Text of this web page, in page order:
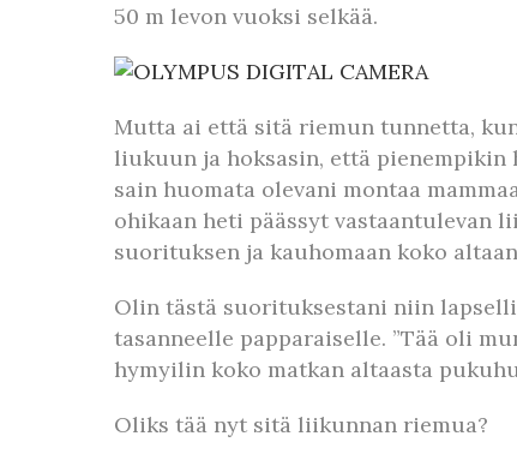
50 m levon vuoksi selkää.
Mutta ai että sitä riemun tunnetta,
liukuun ja hoksasin, että
sain huomata olevani montaa
ohikaan heti päässyt vastaantulevan
suorituksen ja kauhomaan koko
Olin tästä suorituksestani niin
tasanneelle papparaiselle. ”Tää oli
hymyilin koko matkan altaasta
Oliks tää nyt sitä liikunnan riemua?